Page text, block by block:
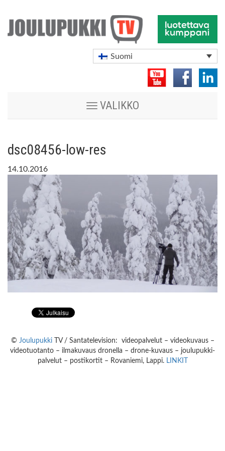
Suomi
VaihdaVALIKKO
dsc08456-low-res
14.10.2016
© JoulupukkiTV / Santatelevision: videopalvelut – videokuvaus –
videotuotanto – ilmakuvaus dronella – drone-kuvaus – joulupukki-
palvelut – postikortit – Rovaniemi, Lappi. LINKIT